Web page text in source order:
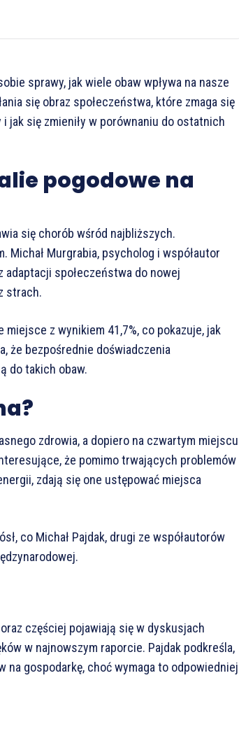
sprawy, jak wiele obaw wpływa na nasze
się obraz społeczeństwa, które zmaga się
jak się zmieniły w porównaniu do ostatnich
pogodowe na
się chorób wśród najbliższych.
Murgrabia, psycholog i współautor
adaptacji społeczeństwa do nowej
strach.
z wynikiem 41,7%, co pokazuje, jak
że bezpośrednie doświadczenia
do takich obaw.
zdrowia, a dopiero na czwartym miejscu
że pomimo trwających problemów
zdają się one ustępować miejsca
co Michał Pajdak, drugi ze współautorów
częściej pojawiają się w dyskusjach
w najnowszym raporcie. Pajdak podkreśla,
na gospodarkę, choć wymaga to odpowiedniej